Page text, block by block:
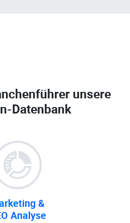
unsere
Datenbank
&
Analyse